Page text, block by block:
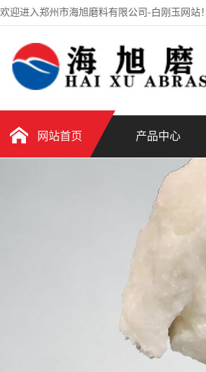
欢迎进入郑州市海旭磨料有限公司-白刚玉网站！
网站首页 产品中心